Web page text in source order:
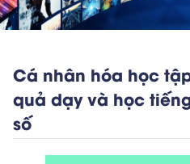
Cá nhân hóa học
quả dạy và học
số